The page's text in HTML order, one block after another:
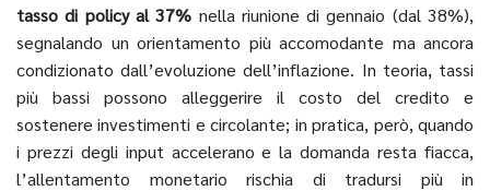
tasso di policy al 37% nella riunione di gennaio (dal 38%),
segnalando un orientamento più accomodante ma ancora
condizionato dall’evoluzione dell’inflazione. In teoria, tassi
più bassi possono alleggerire il costo del credito e
sostenere investimenti e circolante; in pratica, però, quando
i prezzi degli input accelerano e la domanda resta fiacca,
l’allentamento monetario rischia di tradursi più in